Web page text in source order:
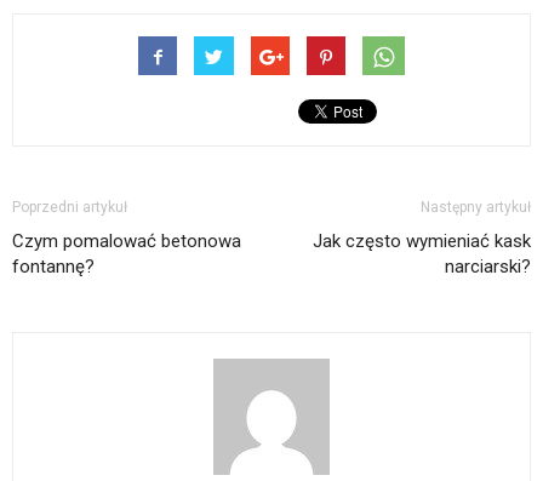
Poprzedni artykuł
Czym pomalować betonowa
fontannę?
Następny artykuł
Jak często wymieniać kask
narciarski?